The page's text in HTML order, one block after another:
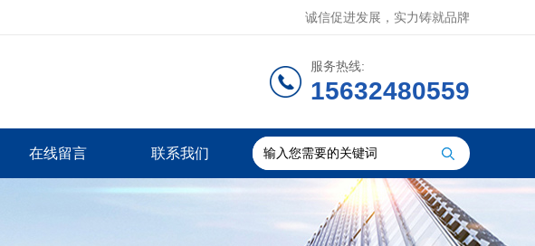
诚信促进发展，实力铸就品牌
服务热线:
15632480559
在线留言 联系我们